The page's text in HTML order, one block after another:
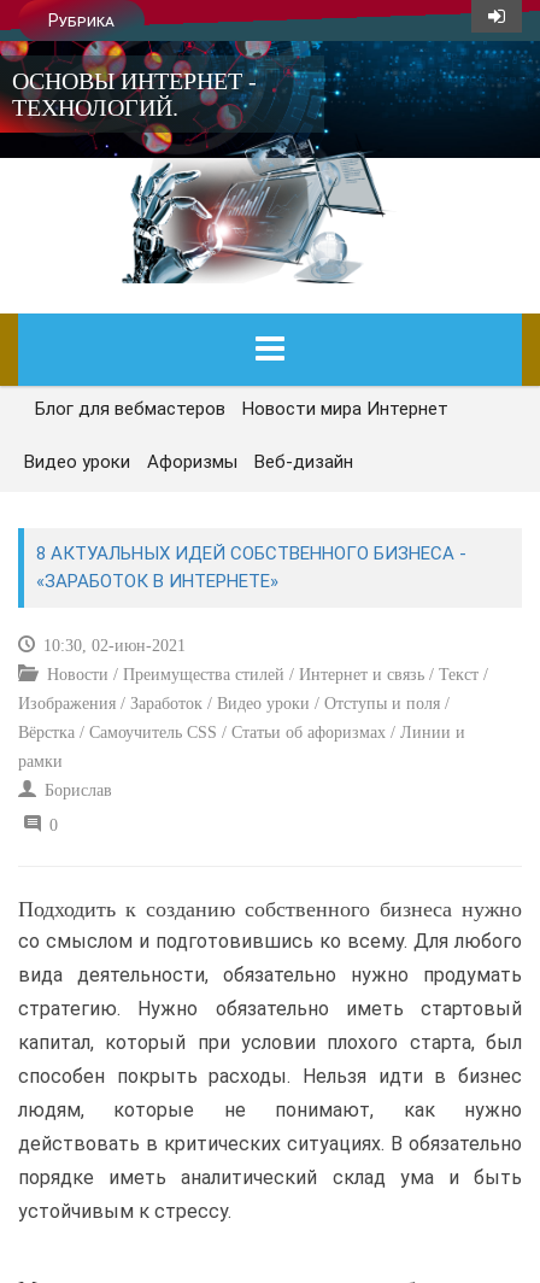
Рубрика
ОСНОВЫ ИНТЕРНЕТ -
ТЕХНОЛОГИЙ.
ГЛАВНАЯ
СЕГОДНЯ
РЕМОНТ И СОВЕТЫ
ИНТЕРНЕТ И СВЯЗЬ
Блог для вебмастеров Новости мира Интернет
Видео уроки Афоризмы Веб-дизайн
8 АКТУАЛЬНЫХ ИДЕЙ СОБСТВЕННОГО БИЗНЕСА -
«ЗАРАБОТОК В ИНТЕРНЕТЕ»
10:30, 02-июн-2021
Новости / Преимущества стилей / Интернет и связь / Текст /
Изображения / Заработок / Видео уроки / Отступы и поля /
Вёрстка / Самоучитель CSS / Статьи об афоризмах / Линии и
рамки
Борислав
0
Подходить к созданию собственного бизнеса нужно
со смыслом и подготовившись ко всему. Для любого
вида деятельности, обязательно нужно продумать
стратегию. Нужно обязательно иметь стартовый
капитал, который при условии плохого старта, был
способен покрыть расходы. Нельзя идти в бизнес
людям, которые не понимают, как нужно
действовать в критических ситуациях. В обязательно
порядке иметь аналитический склад ума и быть
устойчивым к стрессу.